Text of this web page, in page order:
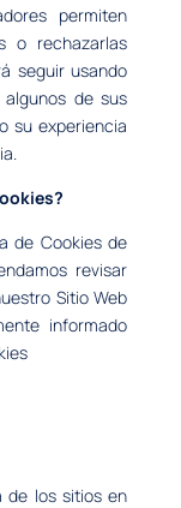
permiten
o rechazarlas
seguir usando
de sus
su experiencia
de Cookies de
revisar
Sitio Web
informado
de los sitios en